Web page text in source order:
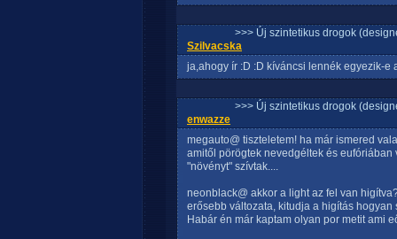
>>> Új szintetikus drogok
Szilvacska
ja,ahogy ír :D :D kíváncsi lennék egyezik-e
>>> Új szintetikus drogok
enwazze
megauto@ tiszteletem! ha már ismered
amitől pörögtek nevedgéltek és
"növényt" szívtak....
neonblack@ akkor a light az fel van
erősebb változata, kitudja a higítás hogyan
Habár én már kaptam olyan por metit ami